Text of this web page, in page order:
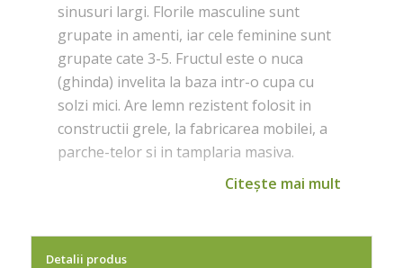
sinusuri largi. Florile masculine sunt
grupate in amenti, iar cele feminine sunt
grupate cate 3-5. Fructul este o nuca
(ghinda) invelita la baza intr-o cupa cu
solzi mici. Are lemn rezistent folosit in
constructii grele, la fabricarea mobilei, a
parche-telor si in tamplaria masiva.
Scoarta si galele de stejar, in urma intepa-
turilor unor insecte, contin substante
Citește mai mult
Detalii produs